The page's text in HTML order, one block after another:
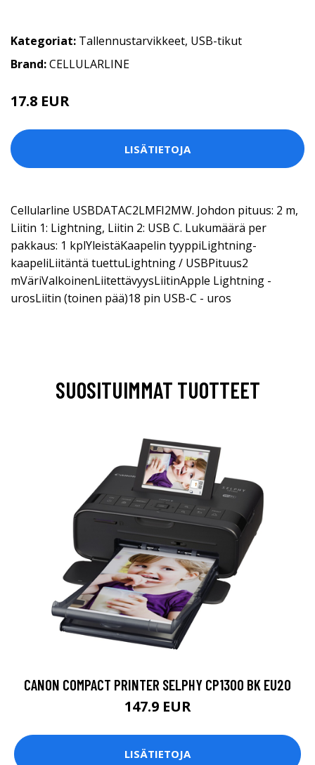
Kategoriat: Tallennustarvikkeet, USB-tikut
Brand:CELLULARLINE
17.8 EUR
LISÄTIETOJA
Cellularline USBDATAC2LMFI2MW. Johdon pituus: 2 m,
Liitin 1: Lightning, Liitin 2: USB C. Lukumäärä per
pakkaus: 1 kplYleistäKaapelin tyyppiLightning-
kaapeliLiitäntä tuettuLightning / USBPituus2
mVäriValkoinenLiitettävyysLiitinApple Lightning -
urosLiitin (toinen pää)18 pin USB-C - uros
SUOSITUIMMAT TUOTTEET
CANON COMPACT PRINTER SELPHY CP1300 BK EU20
147.9 EUR
LISÄTIETOJA